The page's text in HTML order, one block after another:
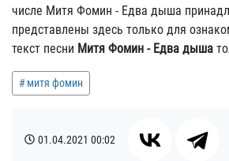
числе Митя Фомин - Едва дыша
представлены здесь только для
текст песни Митя Фомин - Едва дыша
митя фомин
01.04.2021 00:02